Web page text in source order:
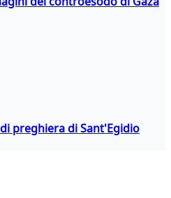
preghiera di Sant'Egidio